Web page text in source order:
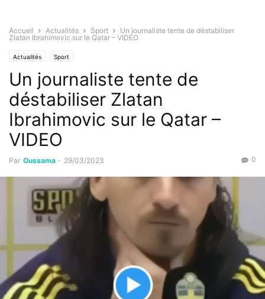
Accueil Actualités Sport
Un journaliste tente de déstabiliser
Zlatan Ibrahimovic sur le Qatar – VIDEO
Actualités Sport
Un journaliste tente de
déstabiliser Zlatan
Ibrahimovic sur le Qatar –
VIDEO
Par Oussama - 29/03/2023 0